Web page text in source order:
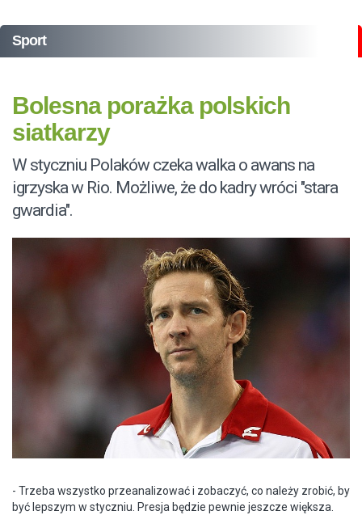
Sport
Bolesna porażka polskich
siatkarzy
W styczniu Polaków czeka walka o awans na
igrzyska w Rio. Możliwe, że do kadry wróci "stara
gwardia".
- Trzeba wszystko przeanalizować i zobaczyć, co należy zrobić, by
być lepszym w styczniu. Presja będzie pewnie jeszcze większa.